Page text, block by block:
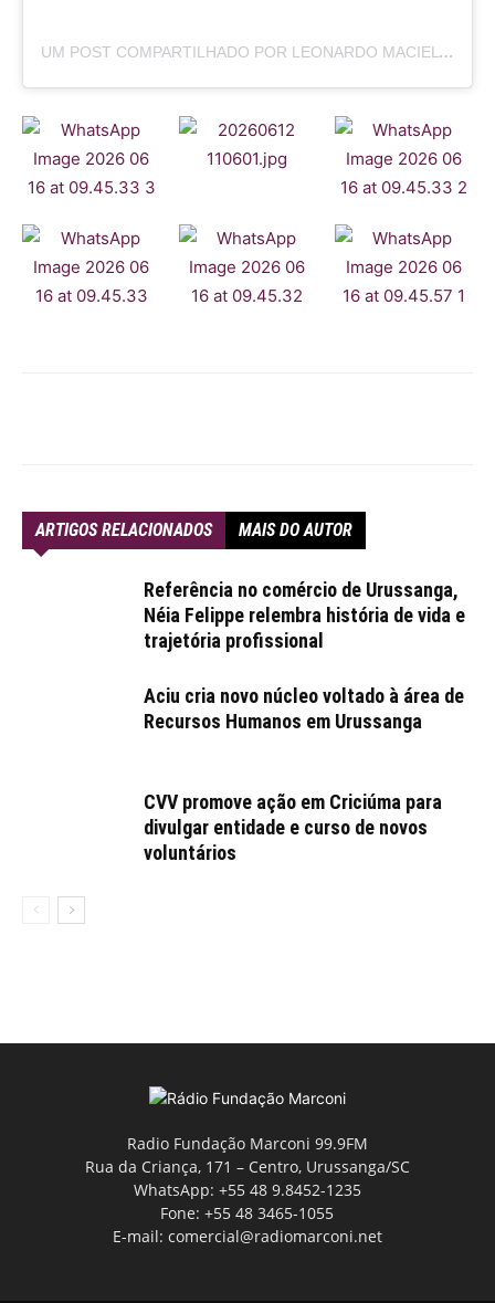
UM POST COMPARTILHADO POR LEONARDO MACIEL (@LEOMAC__)
ARTIGOS RELACIONADOS MAIS DO AUTOR
Referência no comércio de Urussanga,
Néia Felippe relembra história de vida e
trajetória profissional
Aciu cria novo núcleo voltado à área de
Recursos Humanos em Urussanga
CVV promove ação em Criciúma para
divulgar entidade e curso de novos
voluntários
Radio Fundação Marconi 99.9FM
Rua da Criança, 171 – Centro, Urussanga/SC
WhatsApp: +55 48 9.8452-1235
Fone: +55 48 3465-1055
E-mail: comercial@radiomarconi.net